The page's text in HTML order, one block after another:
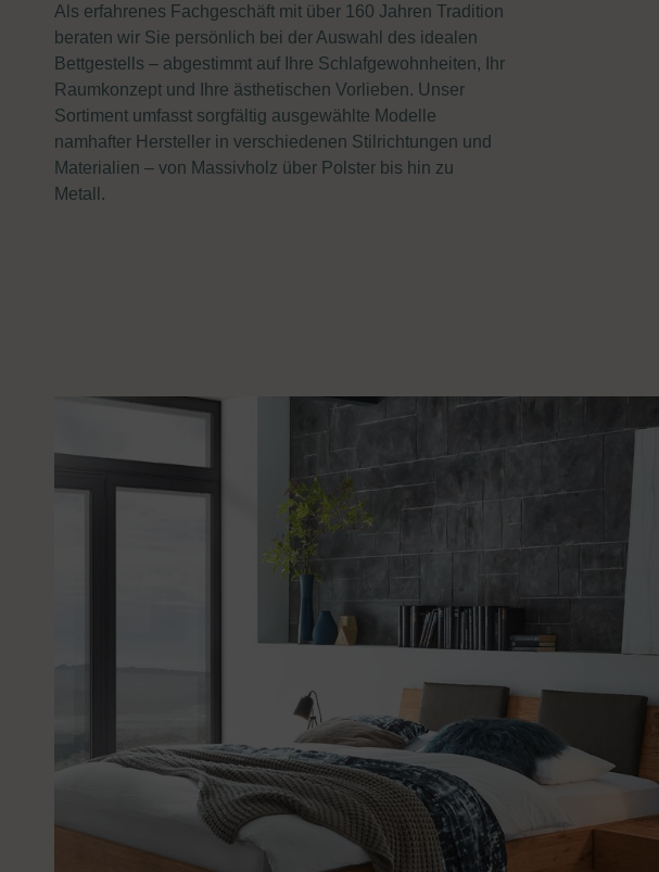
Als erfahrenes Fachgeschäft mit über 160 Jahren Tradition
beraten wir Sie persönlich bei der Auswahl des idealen
Bettgestells – abgestimmt auf Ihre Schlafgewohnheiten, Ihr
Raumkonzept und Ihre ästhetischen Vorlieben. Unser
Sortiment umfasst sorgfältig ausgewählte Modelle
namhafter Hersteller in verschiedenen Stilrichtungen und
Materialien – von Massivholz über Polster bis hin zu
Metall.